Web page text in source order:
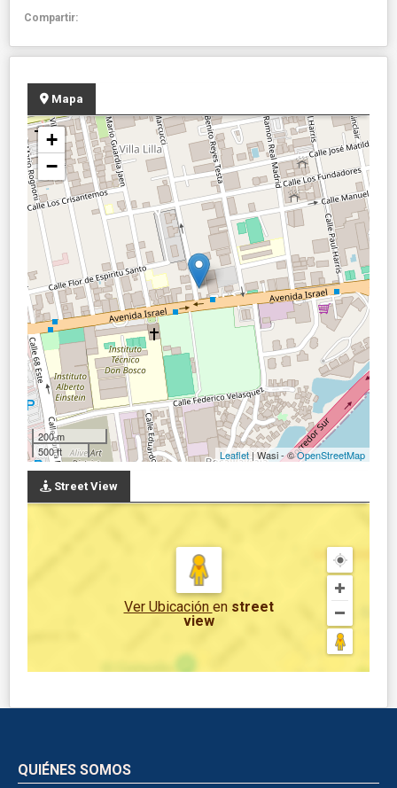
Compartir:
Mapa
+
−
200 m
500 ft
Leaflet| Wasi - ©OpenStreetMap
Street View
Ver Ubicación en street
view
QUIÉNES SOMOS